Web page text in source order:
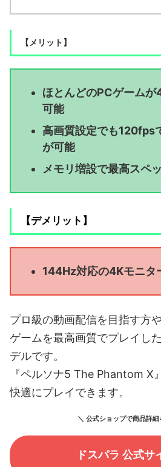
【メリット】
ほとんどのPCゲーム
可能
高画質設定でも120fps
が可能
メモリ増設で最高スペ
【デメリット】
144Hz対応の4Kモニタ
プロ級の動画配信を目指す方
ゲームを最高画質でプレイし
デルです。
『ペルソナ5 The Phantom X
快適にプレイできます。
＼ 公式ショップで商品詳細
ドスパラ 公式サ